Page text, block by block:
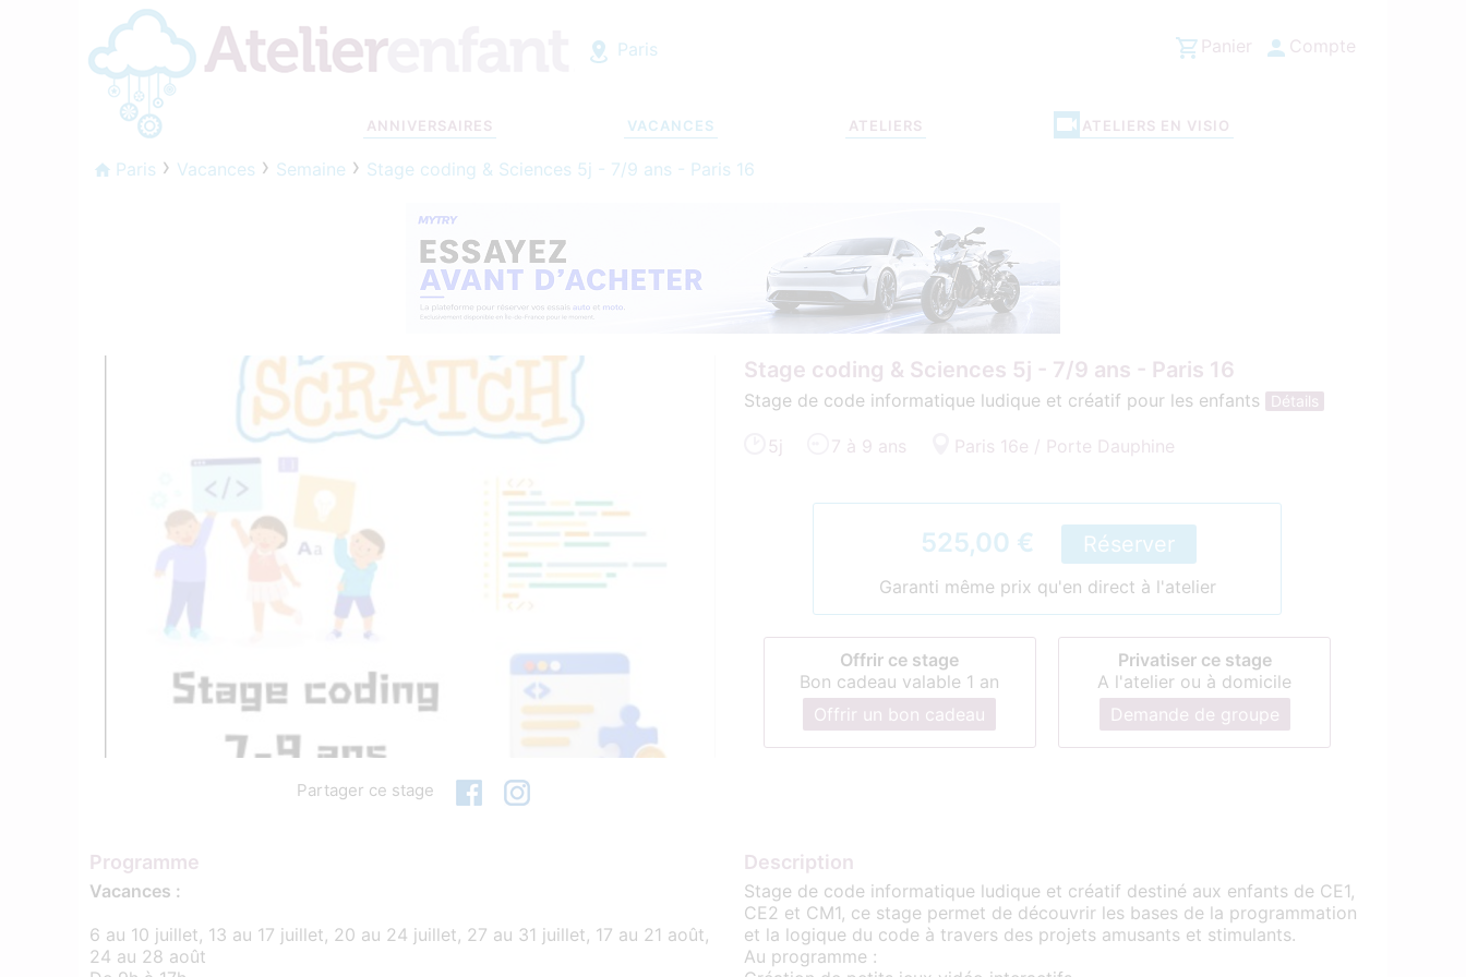
Panier Compte
Paris
ANNIVERSAIRES VACANCES ATELIERS ATELIERS EN VISIO
Paris Vacances Semaine Stage coding & Sciences 5j - 7/9 ans - Paris 16
Partager ce stage
Stage coding & Sciences 5j - 7/9 ans - Paris 16
Stage de code informatique ludique et créatif pour les enfants Détails
5j 7 à 9 ans Paris 16e / Porte Dauphine
525,00 € Réserver
Garanti même prix qu'en direct à l'atelier
Offrir ce stage
Bon cadeau valable 1 an
Offrir un bon cadeau
Privatiser ce stage
A l'atelier ou à domicile
Demande de groupe
Description
Stage de code informatique ludique et créatif destiné aux enfants de CE1,
CE2 et CM1, ce stage permet de découvrir les bases de la programmation
et la logique du code à travers des projets amusants et stimulants.
Au programme :
Programme
Vacances :
6 au 10 juillet, 13 au 17 juillet, 20 au 24 juillet, 27 au 31 juillet, 17 au 21 août,
24 au 28 août